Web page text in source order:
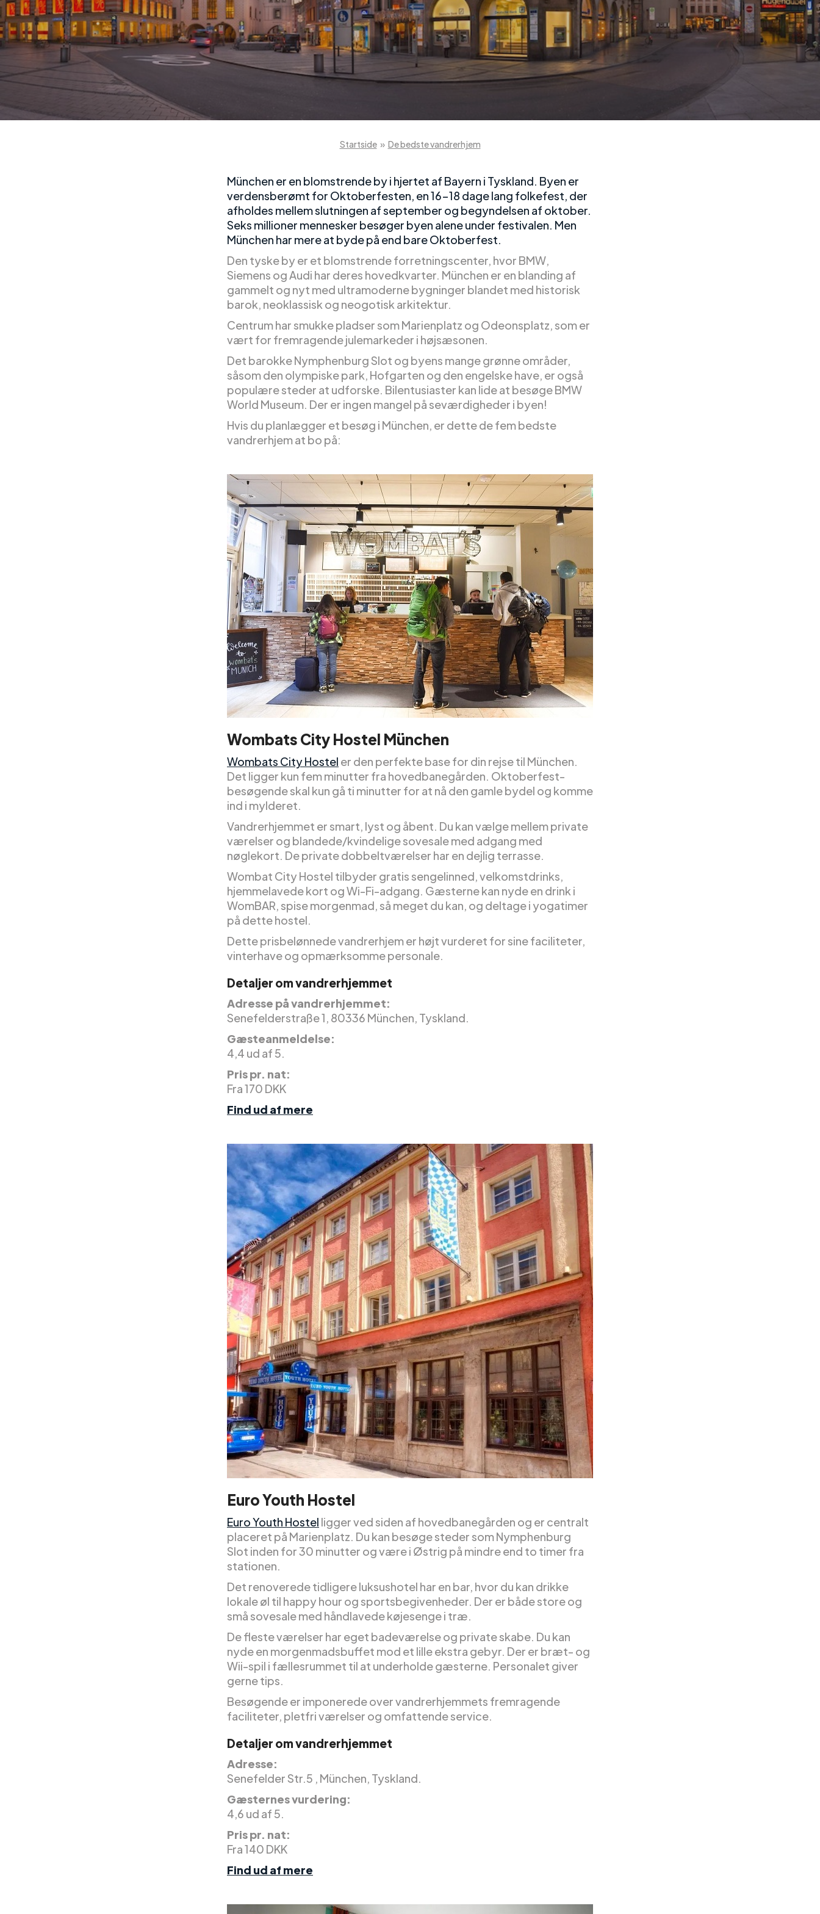
Startside » De bedste vandrerhjem
München er en blomstrende by i hjertet af Bayern i Tyskland. Byen er
verdensberømt for Oktoberfesten, en 16-18 dage lang folkefest, der
afholdes mellem slutningen af september og begyndelsen af oktober.
Seks millioner mennesker besøger byen alene under festivalen. Men
München har mere at byde på end bare Oktoberfest.
Den tyske by er et blomstrende forretningscenter, hvor BMW,
Siemens og Audi har deres hovedkvarter. München er en blanding af
gammelt og nyt med ultramoderne bygninger blandet med historisk
barok, neoklassisk og neogotisk arkitektur.
Centrum har smukke pladser som Marienplatz og Odeonsplatz, som er
vært for fremragende julemarkeder i højsæsonen.
Det barokke Nymphenburg Slot og byens mange grønne områder,
såsom den olympiske park, Hofgarten og den engelske have, er også
populære steder at udforske. Bilentusiaster kan lide at besøge BMW
World Museum. Der er ingen mangel på seværdigheder i byen!
Hvis du planlægger et besøg i München, er dette de fem bedste
vandrerhjem at bo på:
Wombats City Hostel München
Wombats City Hostel er den perfekte base for din rejse til München.
Det ligger kun fem minutter fra hovedbanegården. Oktoberfest-
besøgende skal kun gå ti minutter for at nå den gamle bydel og komme
ind i mylderet.
Vandrerhjemmet er smart, lyst og åbent. Du kan vælge mellem private
værelser og blandede/kvindelige sovesale med adgang med
nøglekort. De private dobbeltværelser har en dejlig terrasse.
Wombat City Hostel tilbyder gratis sengelinned, velkomstdrinks,
hjemmelavede kort og Wi-Fi-adgang. Gæsterne kan nyde en drink i
WomBAR, spise morgenmad, så meget du kan, og deltage i yogatimer
på dette hostel.
Dette prisbelønnede vandrerhjem er højt vurderet for sine faciliteter,
vinterhave og opmærksomme personale.
Detaljer om vandrerhjemmet
Adresse på vandrerhjemmet:
Senefelderstraße 1, 80336 München, Tyskland.
Gæsteanmeldelse:
4,4 ud af 5.
Pris pr. nat:
Fra 170 DKK
Find ud af mere
Euro Youth Hostel
Euro Youth Hostel ligger ved siden af hovedbanegården og er centralt
placeret på Marienplatz. Du kan besøge steder som Nymphenburg
Slot inden for 30 minutter og være i Østrig på mindre end to timer fra
stationen.
Det renoverede tidligere luksushotel har en bar, hvor du kan drikke
lokale øl til happy hour og sportsbegivenheder. Der er både store og
små sovesale med håndlavede køjesenge i træ.
De fleste værelser har eget badeværelse og private skabe. Du kan
nyde en morgenmadsbuffet mod et lille ekstra gebyr. Der er bræt- og
Wii-spil i fællesrummet til at underholde gæsterne. Personalet giver
gerne tips.
Besøgende er imponerede over vandrerhjemmets fremragende
faciliteter, pletfri værelser og omfattende service.
Detaljer om vandrerhjemmet
Adresse:
Senefelder Str.5 , München, Tyskland.
Gæsternes vurdering:
4,6 ud af 5.
Pris pr. nat:
Fra 140 DKK
Find ud af mere